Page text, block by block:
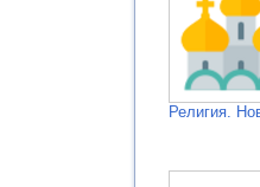
Религия.